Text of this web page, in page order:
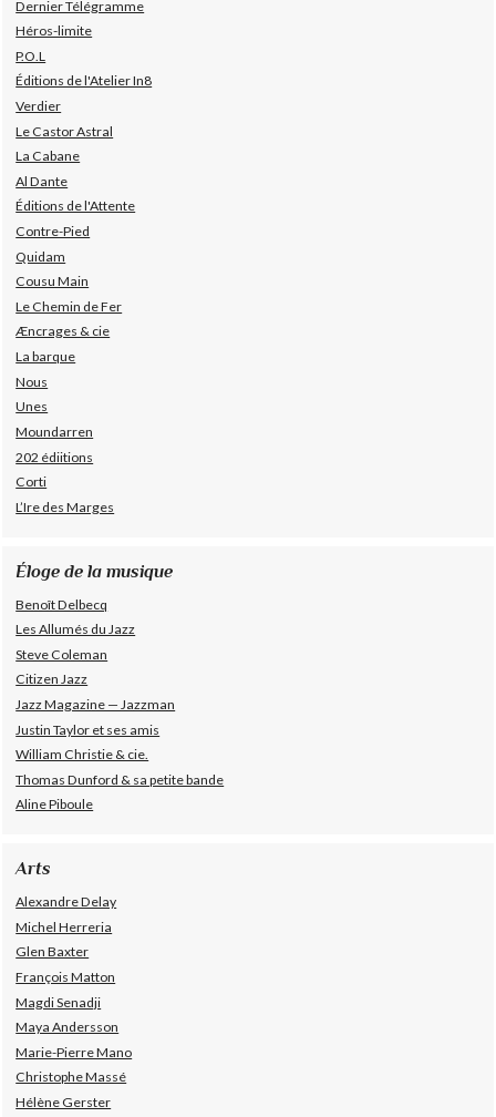
Dernier Télégramme
Héros-limite
P.O.L
Éditions de l'Atelier In8
Verdier
Le Castor Astral
La Cabane
Al Dante
Éditions de l'Attente
Contre-Pied
Quidam
Cousu Main
Le Chemin de Fer
Æncrages & cie
La barque
Nous
Unes
Moundarren
202 édiitions
Corti
L’Ire des Marges
Éloge de la musique
Benoît Delbecq
Les Allumés du Jazz
Steve Coleman
Citizen Jazz
Jazz Magazine — Jazzman
Justin Taylor et ses amis
William Christie & cie.
Thomas Dunford & sa petite bande
Aline Piboule
Arts
Alexandre Delay
Michel Herreria
Glen Baxter
François Matton
Magdi Senadji
Maya Andersson
Marie-Pierre Mano
Christophe Massé
Hélène Gerster